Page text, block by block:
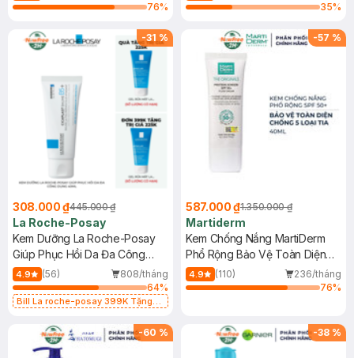
76%
35%
-31 %
308.000 ₫445.000 ₫
La Roche-Posay
Kem Dưỡng La Roche-Posay
Giúp Phục Hồi Da Đa Công
Dụng 40ml
4.9 (56)
808/tháng
64%
Bill La roche-posay 399K Tặng
(SL có hạn)
-57 %
587.000 ₫1.350.000 ₫
Martiderm
Kem Chống Nắng MartiDerm
Phổ Rộng Bảo Vệ Toàn Diện
40ml
4.9 (110)
236/tháng
76%
-60 % -38 %